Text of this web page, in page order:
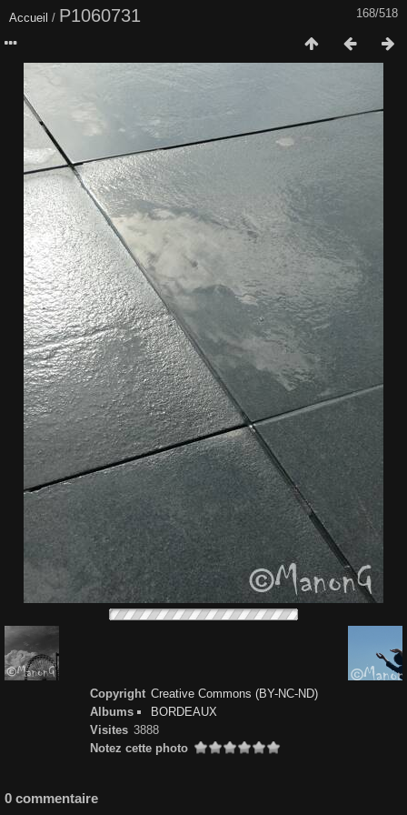
168/518
Accueil / P1060731
Copyright Creative Commons (BY-NC-ND)
Albums
BORDEAUX
Visites 3888
Notez cette photo
0 commentaire